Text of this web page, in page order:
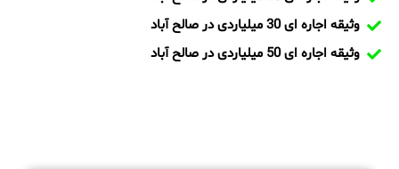
وثیقه اجاره ای 30 میلیاردی در صالح آباد
وثیقه اجاره ای 50 میلیاردی در صالح آباد